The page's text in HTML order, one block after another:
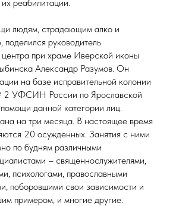
реабилитации.
людям, страдающим алко и
руководитель
при храме Иверской иконы
Александр Разумов. Он
на базе исправительной колонии
2 УФСИН России по Ярославской
данной категории лиц.
на три месяца. В настоящее время
20 осужденных. Занятия с ними
по будням различными
– священнослужителями,
психологами, православными
поборовшими свои зависимости и
примером, и многие другие.